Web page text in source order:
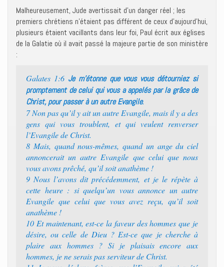
Malheureusement, Jude avertissait d’un danger réel ; les
premiers chrétiens n’étaient pas différent de ceux d’aujourd’hui,
plusieurs étaient vacillants dans leur foi, Paul écrit aux églises
de la Galatie où il avait passé la majeure partie de son ministère
:
Galates 1:6 Je m’étonne que vous vous détourniez si
promptement de celui qui vous a appelés par la grâce de
Christ, pour passer à un autre Evangile.
7 Non pas qu’il y ait un autre Evangile, mais il y a des
gens qui vous troublent, et qui veulent renverser
l’Evangile de Christ.
8 Mais, quand nous-mêmes, quand un ange du ciel
annoncerait un autre Evangile que celui que nous
vous avons prêché, qu’il soit anathème !
9 Nous l’avons dit précédemment, et je le répète à
cette heure : si quelqu’un vous annonce un autre
Evangile que celui que vous avez reçu, qu’il soit
anathème !
10 Et maintenant, est-ce la faveur des hommes que je
désire, ou celle de Dieu ? Est-ce que je cherche à
plaire aux hommes ? Si je plaisais encore aux
hommes, je ne serais pas serviteur de Christ.